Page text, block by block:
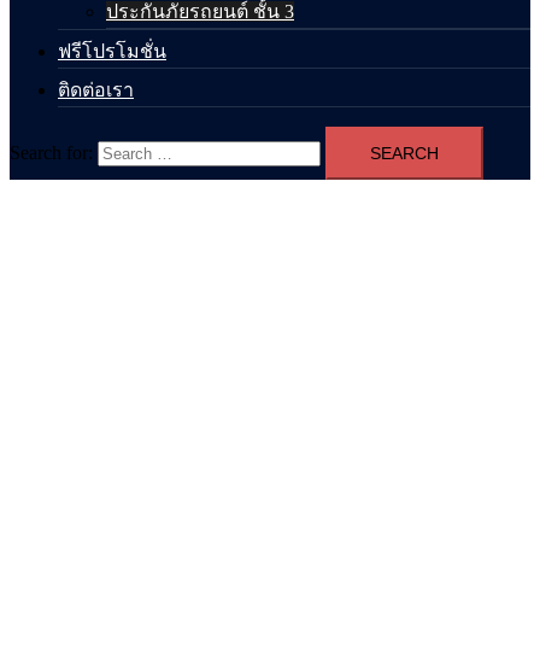
ประกันภัยรถยนต์ ชั้น 3
ฟรีโปรโมชั่น
ติดต่อเรา
Search for: